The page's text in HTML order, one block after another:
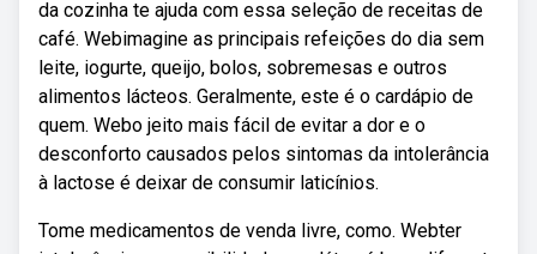
da cozinha te ajuda com essa seleção de receitas de
café. Webimagine as principais refeições do dia sem
leite, iogurte, queijo, bolos, sobremesas e outros
alimentos lácteos. Geralmente, este é o cardápio de
quem. Webo jeito mais fácil de evitar a dor e o
desconforto causados pelos sintomas da intolerância
à lactose é deixar de consumir laticínios.
Tome medicamentos de venda livre, como. Webter